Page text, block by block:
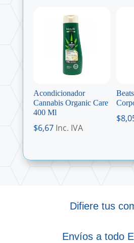
Acondicionador
Cannabis Organic Care
400 Ml
$6,67 Inc. IVA
$
Difiere tus
Envíos a todo